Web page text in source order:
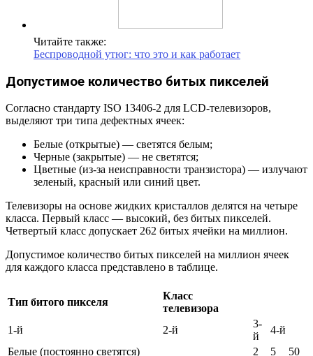
Читайте также:
Беспроводной утюг: что это и как работает
Допустимое количество битых пикселей
Согласно стандарту ISO 13406-2 для LCD-телевизоров,
выделяют три типа дефектных ячеек:
Белые (открытые) — светятся белым;
Черные (закрытые) — не светятся;
Цветные (из-за неисправности транзистора) — излучают
зеленый, красный или синий цвет.
Телевизоры на основе жидких кристаллов делятся на четыре
класса. Первый класс — высокий, без битых пикселей.
Четвертый класс допускает 262 битых ячейки на миллион.
Допустимое количество битых пикселей на миллион ячеек
для каждого класса представлено в таблице.
Тип битого пикселя
Класс
телевизора
1-й
2-й
3-
й
4-й
Белые (постоянно светятся)
2 5 50